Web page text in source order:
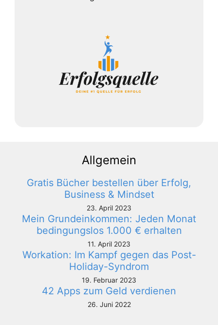
Allgemein
Gratis Bücher bestellen über Erfolg,
Business & Mindset
23. April 2023
Mein Grundeinkommen: Jeden Monat
bedingungslos 1.000 € erhalten
11. April 2023
Workation: Im Kampf gegen das Post-
Holiday-Syndrom
19. Februar 2023
42 Apps zum Geld verdienen
26. Juni 2022